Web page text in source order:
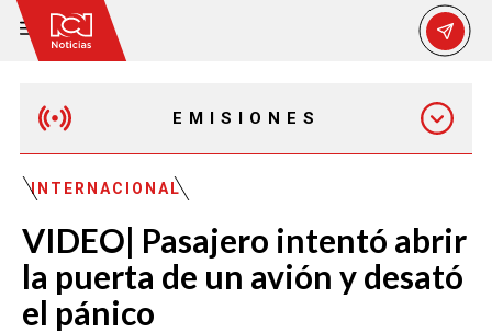
EMISIONES
MAÑANA EXPRESS
EMISIÓN 12:30 PM
EMISIÓN 7:00 PM
INTERNACIONAL
VIDEO| Pasajero intentó abrir
la puerta de un avión y desató
el pánico